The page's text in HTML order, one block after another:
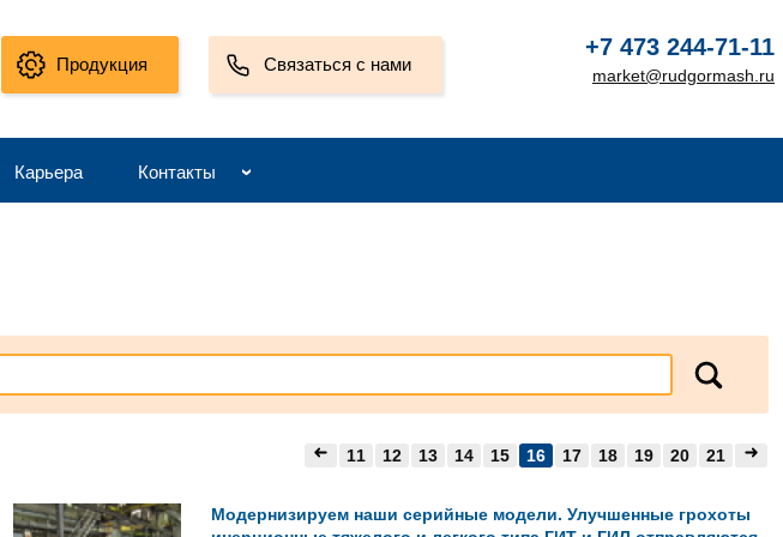
Связаться с нами
Продукция
+7 473 244-71-11
market@rudgormash.ru
Карьера Контакты
11 12 13 14 15 16 17 18 19 20 21
Модернизируем наши серийные модели. Улучшенные грохоты